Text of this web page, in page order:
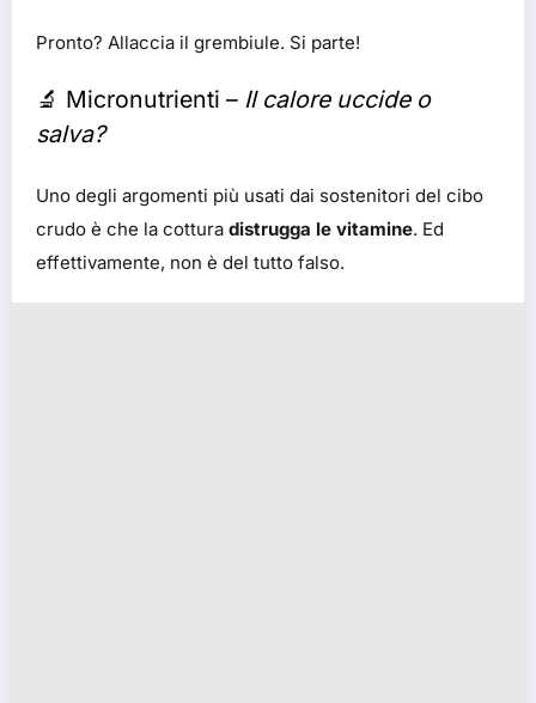
Pronto? Allaccia il grembiule. Si parte!
🔬 Micronutrienti – Il calore uccide o
salva?
Uno degli argomenti più usati dai sostenitori del cibo
crudo è che la cottura distrugga le vitamine. Ed
effettivamente, non è del tutto falso.